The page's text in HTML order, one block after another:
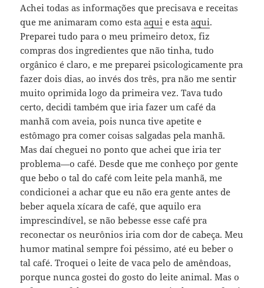
Achei todas as informações que precisava e receitas
que me animaram como estaaqui e estaaqui.
Preparei tudo para o meu primeiro detox, fiz
compras dos ingredientes que não tinha, tudo
orgânico é claro, e me preparei psicologicamente pra
fazer dois dias, ao invés dos três, pra não me sentir
muito oprimida logo da primeira vez. Tava tudo
certo, decidi também que iria fazer um café da
manhã com aveia, pois nunca tive apetite e
estômago pra comer coisas salgadas pela manhã.
Mas daí cheguei no ponto que achei que iria ter
problema—o café. Desde que me conheço por gente
que bebo o tal do café com leite pela manhã, me
condicionei a achar que eu não era gente antes de
beber aquela xícara de café, que aquilo era
imprescindível, se não bebesse esse café pra
reconectar os neurônios iria com dor de cabeça. Meu
humor matinal sempre foi péssimo, até eu beber o
tal café. Troquei o leite de vaca pelo de amêndoas,
porque nunca gostei do gosto do leite animal. Mas o